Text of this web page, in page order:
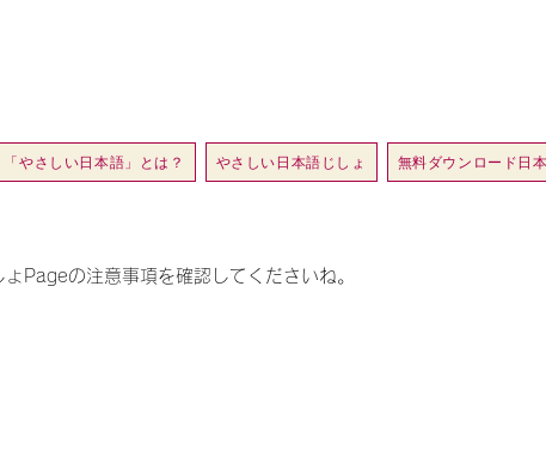
「やさしい日本語」とは？ やさしい日本語じしょ 無料ダウンロード日
Pageの注意事項を確認してくださいね。